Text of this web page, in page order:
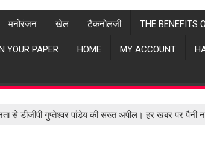
मनोरंजन खेल टैकनोलजी THE BENEFITS
YOUR PAPER HOME MY ACCOUNT
से डीजीपी गुप्तेश्वर पांडेय की सख्त अपील। हर खबर पर